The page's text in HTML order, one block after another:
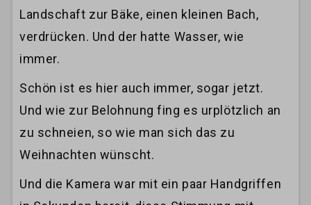
Landschaft zur Bäke, einen kleinen Bach,
verdrücken. Und der hatte Wasser, wie
immer.
Schön ist es hier auch immer, sogar jetzt.
Und wie zur Belohnung fing es urplötzlich an
zu schneien, so wie man sich das zu
Weihnachten wünscht.
Und die Kamera war mit ein paar Handgriffen